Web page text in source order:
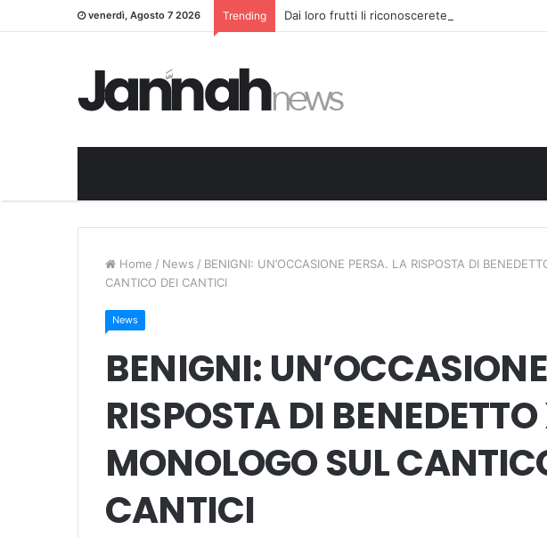
venerdì, Agosto 7 2026 Trending Dai loro frutti li riconoscerete
Home / News / BENIGNI: UN’OCCASIONE PERSA. LA RISPOSTA DI
CANTICO DEI CANTICI
News
BENIGNI:
RISPOSTA DI
MONOLOGO SUL
CANTICI